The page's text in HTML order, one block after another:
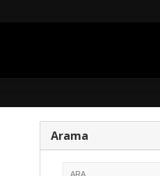
Arama